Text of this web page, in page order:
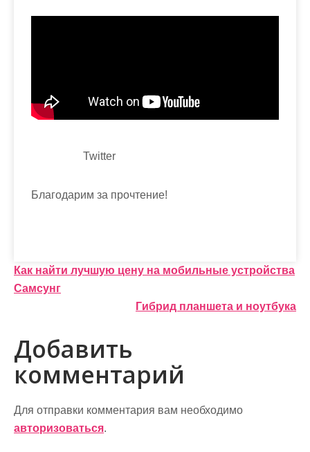
Twitter
Благодарим за прочтение!
Н
а
и
г
а
ц
Как найти лучшую цену на мобильные устройства
Самсунг
Гибрид планшета и ноутбука
Добавить
комментарий
Для отправки комментария вам необходимо
авторизоваться.